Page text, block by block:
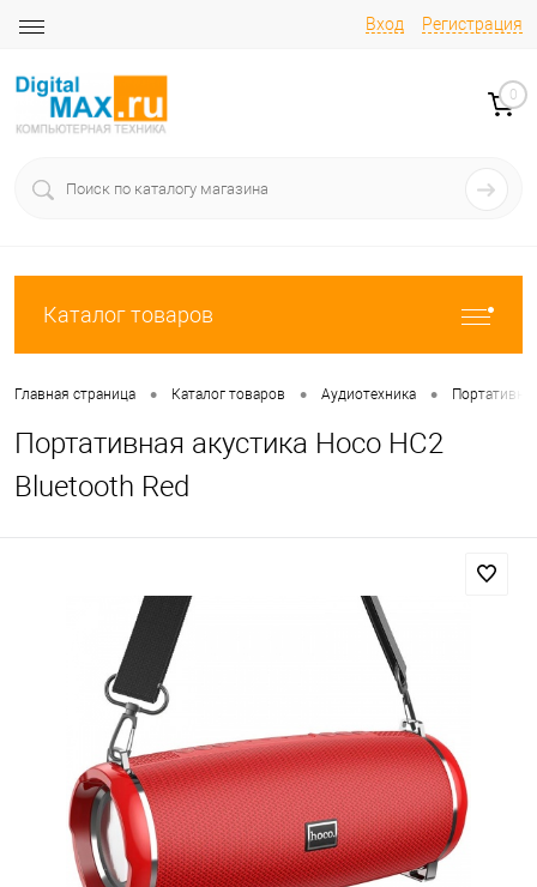
Вход Регистрация
0
Каталог товаров
Главная страница • Каталог товаров • Аудиотехника •
Портативная акустика Hoco HC2
Bluetooth Red